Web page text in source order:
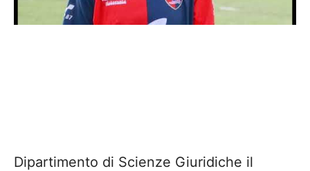
Dipartimento di Scienze Giuridiche il